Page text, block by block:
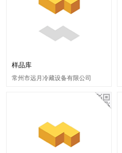
样品库
常州市远月冷藏设备有限公司